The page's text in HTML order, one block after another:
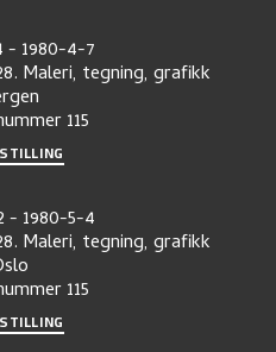
- 1980-4-7
Maleri, tegning, grafikk
115
- 1980-5-4
Maleri, tegning, grafikk
115